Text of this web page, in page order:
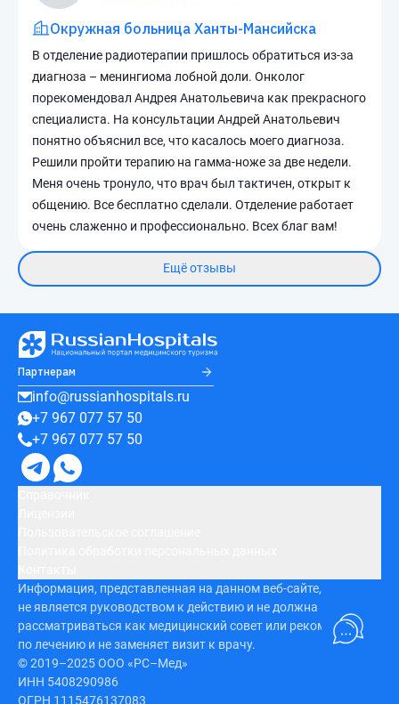
Окружная больница Ханты-Мансийска
В отделение радиотерапии пришлось обратиться из-за
диагноза – менингиома лобной доли. Онколог
порекомендовал Андрея Анатольевича как прекрасного
специалиста. На консультации Андрей Анатольевич
понятно объяснил все, что касалось моего диагноза.
Решили пройти терапию на гамма-ноже за две недели.
Меня очень тронуло, что врач был тактичен, открыт к
общению. Все бесплатно сделали. Отделение работает
очень слаженно и профессионально. Всех благ вам!
Ещё отзывы
Партнерам
info@russianhospitals.ru
+7 967 077 57 50
+7 967 077 57 50
Информация, представленная на данном веб-сайте,
не является руководством к действию и не должна
рассматриваться как медицинский совет или рекомендация
по лечению и не заменяет визит к врачу.
© 2019–2025 ООО «РС–Мед»
ИНН 5408290986
ОГРН 1115476137083